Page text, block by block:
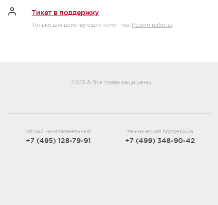
Тикет в поддержку
Только для действующих клиентов. Режим работы
2023 © Все права защищены.
общий многоканальный
+7 (495) 128-79-91
техническая поддержка
+7 (499) 348-90-42